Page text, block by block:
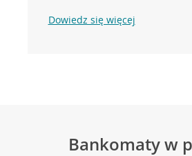
Dowiedz się więcej
Bankomaty w